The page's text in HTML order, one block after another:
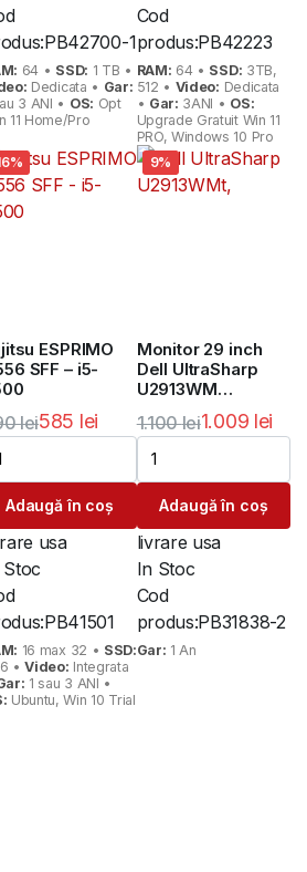
PB42700-1
64 • SSD: 1 TB •
Dedicata • Gar:
3 ANI • OS: Opt
11 Home/Pro
Cod
produs:PB42223
RAM: 64 • SSD: 3TB,
512 • Video: Dedicata
• Gar: 3ANI • OS:
Upgrade Gratuit Win 11
PRO, Windows 10 Pro
ESPRIMO
SFF – i5-
lei
lei.
585 lei
lei.
Adaugă în coș
usa
PB41501
16 max 32 • SSD:
•Video: Integrata
1 sau 3 ANI •
Ubuntu, Win 10 Trial
9%
Monitor 29 inch
Dell UltraSharp
U2913WM
UltraWide IPS
2560×1080
1.100lei
Prețul
inițial
fost:
1.100 lei.
1.009 lei
Prețul
curent
este:
1.009 lei.
Adaugă în coș
livrare usa
In Stoc
Cod
produs:PB31838-2
Gar: 1 An